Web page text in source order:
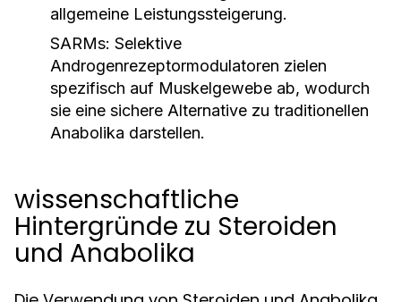
allgemeine Leistungssteigerung.
SARMs: Selektive
Androgenrezeptormodulatoren zielen
spezifisch auf Muskelgewebe ab, wodurch
sie eine sichere Alternative zu traditionellen
Anabolika darstellen.
wissenschaftliche
Hintergründe zu Steroiden
und Anabolika